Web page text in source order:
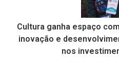
Cultura ganha espaço
inovação e
nos